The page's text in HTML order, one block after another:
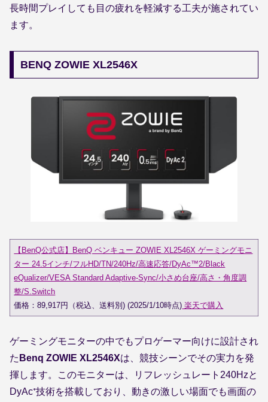
長時間プレイしても目の疲れを軽減する工夫が施されてい
ます。
BENQ ZOWIE XL2546X
【BenQ公式店】BenQ ベンキュー ZOWIE XL2546X ゲーミングモニ
ター 24.5インチ/フルHD/TN/240Hz/高速応答/DyAc™2/Black
eQualizer/VESA Standard Adaptive-Sync/小さめ台座/高さ・角度調
整/S.Switch
価格：89,917円（税込、送料別) (2025/1/10時点) 楽天で購入
ゲーミングモニターの中でもプロゲーマー向けに設計され
た Benq ZOWIE XL2546Xは、競技シーンでその実力を発
揮します。このモニターは、リフレッシュレート240Hzと
DyAc⁺技術を搭載しており、動きの激しい場面でも画面の